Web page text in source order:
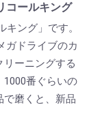
コールキング
キング」です。
ガドライブのカ
ーニングする
番ぐらいの
で磨くと、新品